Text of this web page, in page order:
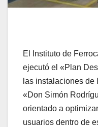
El Instituto de
ejecutó el «Plan
las instalaciones
«Don Simón
orientado a
usuarios dentro de